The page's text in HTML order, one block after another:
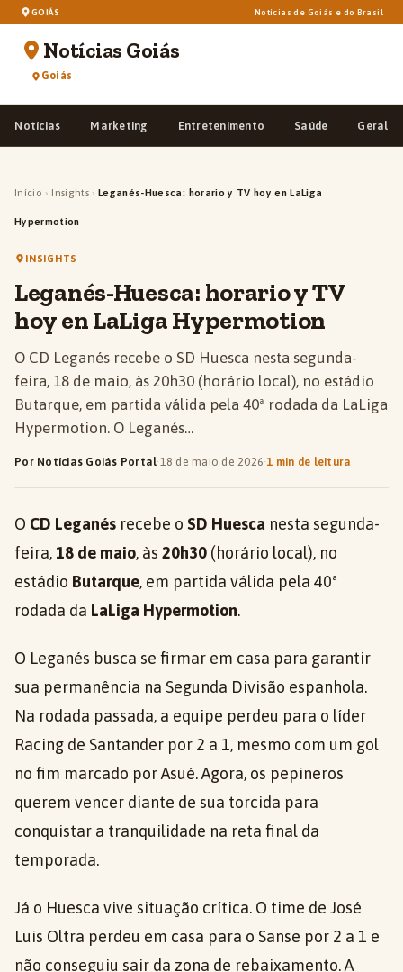
GOIÁS Notícias de Goiás e do Brasil
Notícias Goiás
Goiás
Notícias Marketing Entretenimento Saúde Geral
Início › Insights › Leganés-Huesca: horario y TV hoy en LaLiga
Hypermotion
INSIGHTS
Leganés-Huesca: horario y TV
hoy en LaLiga Hypermotion
O CD Leganés recebe o SD Huesca nesta segunda-
feira, 18 de maio, às 20h30 (horário local), no estádio
Butarque, em partida válida pela 40ª rodada da LaLiga
Hypermotion. O Leganés…
Por Notícias Goiás Portal·18 de maio de 2026·1 min de leitura
O CD Leganés recebe o SD Huesca nesta segunda-
feira, 18 de maio, às 20h30 (horário local), no
estádio Butarque, em partida válida pela 40ª
rodada da LaLiga Hypermotion.
O Leganés busca se firmar em casa para garantir
sua permanência na Segunda Divisão espanhola.
Na rodada passada, a equipe perdeu para o líder
Racing de Santander por 2 a 1, mesmo com um gol
no fim marcado por Asué. Agora, os pepineros
querem vencer diante de sua torcida para
conquistar a tranquilidade na reta final da
temporada.
Já o Huesca vive situação crítica. O time de José
Luis Oltra perdeu em casa para o Sanse por 2 a 1 e
não conseguiu sair da zona de rebaixamento. A